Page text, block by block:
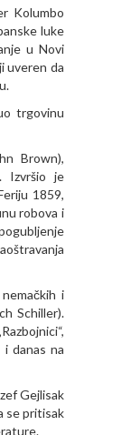
Kolumbo
luke
u Novi
uveren da
trgovinu
Brown),
Izvršio je
1859,
robova i
i
Schiller).
i danas na
Gejlisak
se pritisak